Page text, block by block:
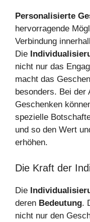
Personalisierte
hervorragende
Verbindung
Die
nicht nur das
macht das
besonders. Bei der
Geschenken
spezielle
und so den Wert
erhöhen.
Die Kraft der
Die
deren Bedeutung.
nicht nur den